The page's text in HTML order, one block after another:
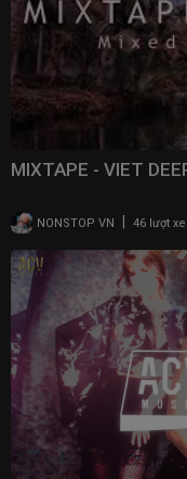
MIXTAPE - VIET
NONSTOP VN | 46 lượt